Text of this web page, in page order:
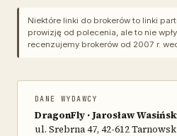
Niektóre linki do brokerów to linki
prowizję od polecenia, ale to nie
recenzujemy brokerów od 2007 r.
DANE WYDAWCY
DragonFly · Jarosław
ul. Srebrna 47, 42-612